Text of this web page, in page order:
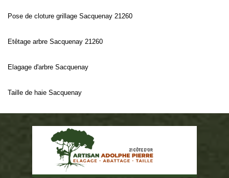
Pose de cloture grillage Sacquenay 21260
Etêtage arbre Sacquenay 21260
Elagage d'arbre Sacquenay
Taille de haie Sacquenay